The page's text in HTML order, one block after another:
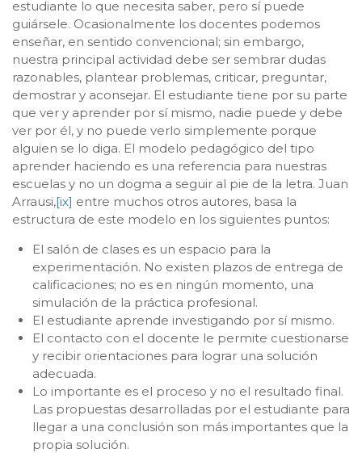
estudiante lo que necesita saber, pero sí puede
guiársele. Ocasionalmente los docentes podemos
enseñar, en sentido convencional; sin embargo,
nuestra principal actividad debe ser sembrar dudas
razonables, plantear problemas, criticar, preguntar,
demostrar y aconsejar. El estudiante tiene por su parte
que ver y aprender por sí mismo, nadie puede y debe
ver por él, y no puede verlo simplemente porque
alguien se lo diga. El modelo pedagógico del tipo
aprender haciendo es una referencia para nuestras
escuelas y no un dogma a seguir al pie de la letra. Juan
Arrausi,[ix] entre muchos otros autores, basa la
estructura de este modelo en los siguientes puntos:
El salón de clases es un espacio para la
experimentación. No existen plazos de entrega de
calificaciones; no es en ningún momento, una
simulación de la práctica profesional.
El estudiante aprende investigando por sí mismo.
El contacto con el docente le permite cuestionarse
y recibir orientaciones para lograr una solución
adecuada.
Lo importante es el proceso y no el resultado final.
Las propuestas desarrolladas por el estudiante para
llegar a una conclusión son más importantes que la
propia solución.